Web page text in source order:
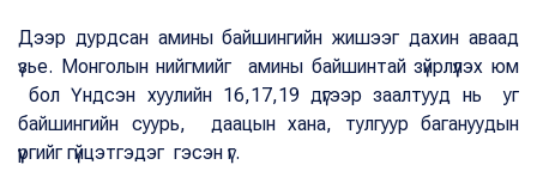
Дээр дурдсан амины байшингийн жишээг дахин аваад
үзье. Монголын нийгмийг амины байшинтай зүйрлүүлэх юм
бол Үндсэн хуулийн 16,17,19 дүгээр заалтууд нь уг
байшингийн суурь, даацын хана, тулгуур багануудын
үүргийг гүйцэтгэдэг гэсэн үг.